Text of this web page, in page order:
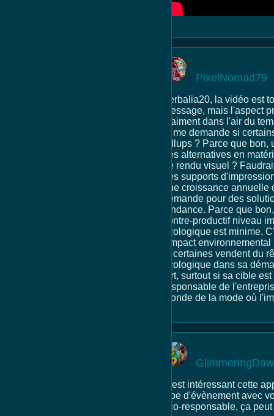
PixelNomad79
Verbalia20, la vidéo est
message, mais l'aspect
vraiment dans l'air du
je me demande si
rollups ? Parce que
des alternatives en
de rendu visuel ?
des supports
une croissance
demande pour des
tendance. Parce que
contre-productif niveau
écologique est minime.
l'impact
et certaines vendent du
écologique dans sa
fort, surtout si sa cible
responsable de
monde de la mode où
C'est intéressant cette
type d'évènement avec
éco-responsable, ça